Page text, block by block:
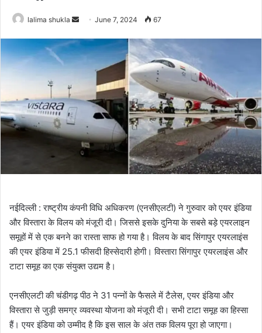
lalima shukla
Send
email
June 7, 2024 67
नईदिल्ली : राष्ट्रीय कंपनी विधि अधिकरण (एनसीएलटी) ने गुरुवार को एयर इंडिया
और विस्तारा के विलय को मंजूरी दी। जिससे इसके दुनिया के सबसे बड़े एयरलाइन
समूहों में से एक बनने का रास्ता साफ हो गया है। विलय के बाद सिंगापुर एयरलाइंस
की एयर इंडिया में 25.1 फीसदी हिस्सेदारी होगी। विस्तारा सिंगापुर एयरलाइंस और
टाटा समूह का एक संयुक्त उद्यम है।
एनसीएलटी की चंडीगढ़ पीठ ने 31 पन्नों के फैसले में टैलेस, एयर इंडिया और
विस्तारा से जुड़ी समग्र व्यवस्था योजना को मंजूरी दी। सभी टाटा समूह का हिस्सा
हैं। एयर इंडिया को उम्मीद है कि इस साल के अंत तक विलय पूरा हो जाएगा।